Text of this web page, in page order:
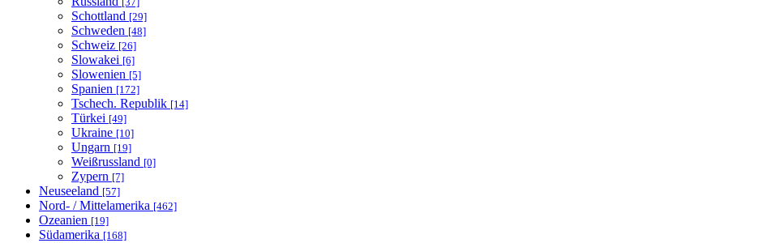
Schottland [29]
Schweden [48]
Schweiz [26]
Slowakei [6]
Slowenien [5]
Spanien [172]
Tschech. Republik [14]
Türkei [49]
Ukraine [10]
Ungarn [19]
Weißrussland [0]
Zypern [7]
Neuseeland [57]
Nord- / Mittelamerika [462]
Ozeanien [19]
Südamerika [168]